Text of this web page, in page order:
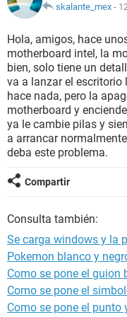
skalante_mex -
Hola, amigos, hace
motherboard intel, la
bien, solo tiene un
va a lanzar el escritorio
hace nada, pero la
motherboard y
ya le cambie pilas y
a arrancar
deba este problema.
Compartir
Consulta también:
Se carga windows y la
Pokemon blanco y
Como se pone el guion
Como se pone el
Como se pone el